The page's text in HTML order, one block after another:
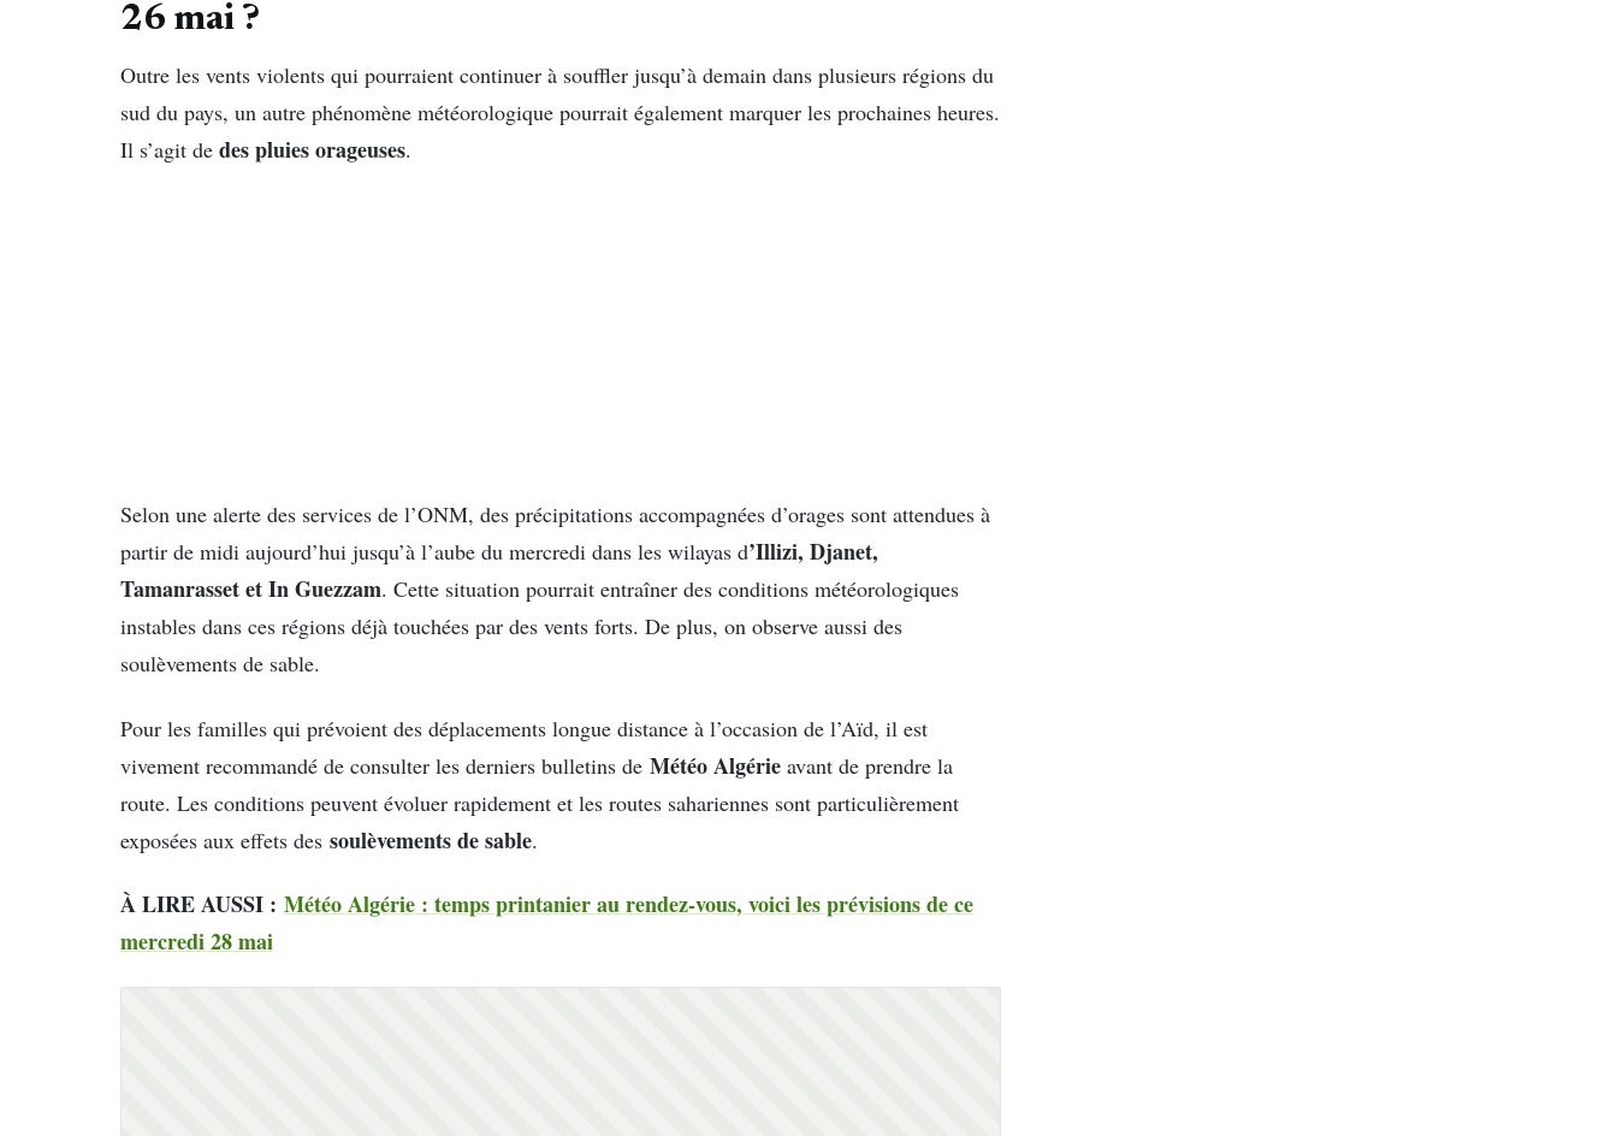
26 mai ?
Outre les vents violents qui pourraient continuer à souffler jusqu’à demain dans plusieurs régions du
sud du pays, un autre phénomène météorologique pourrait également marquer les prochaines heures.
Il s’agit de des pluies orageuses.
Selon une alerte des services de l’ONM, des précipitations accompagnées d’orages sont attendues à
partir de midi aujourd’hui jusqu’à l’aube du mercredi dans les wilayas d’Illizi, Djanet,
Tamanrasset et In Guezzam. Cette situation pourrait entraîner des conditions météorologiques
instables dans ces régions déjà touchées par des vents forts. De plus, on observe aussi des
soulèvements de sable.
Pour les familles qui prévoient des déplacements longue distance à l’occasion de l’Aïd, il est
vivement recommandé de consulter les derniers bulletins de Météo Algérie avant de prendre la
route. Les conditions peuvent évoluer rapidement et les routes sahariennes sont particulièrement
exposées aux effets des soulèvements de sable.
À LIRE AUSSI : Météo Algérie : temps printanier au rendez-vous, voici les prévisions de ce
mercredi 28 mai